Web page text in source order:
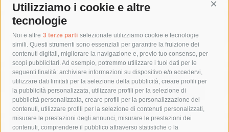
Utilizziamo i cookie e altre
tecnologie
Noi e altre 3 terze parti selezionate utilizziamo cookie e tecnologie
simili. Questi strumenti sono essenziali per garantire la fruizione dei
contenuti digitali, migliorare la navigazione e, previo tuo consenso, per
scopi pubblicitari. Ad esempio, potremmo utilizzare i tuoi dati per le
seguenti finalità: archiviare informazioni su dispositivo e/o accedervi,
utilizzare dati limitati per la selezione della pubblicità, creare profili per
la pubblicità personalizzata, utilizzare profili per la selezione di
pubblicità personalizzata, creare profili per la personalizzazione dei
contenuti, utilizzare profili per la selezione di contenuti personalizzati,
misurare le prestazioni degli annunci, misurare le prestazioni dei
contenuti, comprendere il pubblico attraverso statistiche o la
Tag
acqua allerta meteo
anas
area marina protetta di punta campanella
arresto
Asl Napoli 3 sud
capitaneria di porto capri
carabinieri
castellammare di stabia
circumvesuviana
comune di sorrento
concerto
contagi